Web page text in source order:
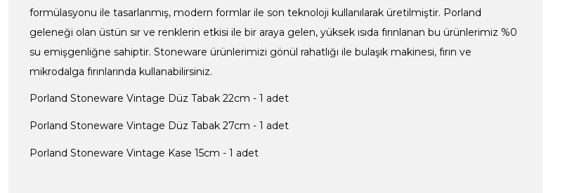
formülasyonu ile tasarlanmış, modern formlar ile son teknoloji kullanılarak üretilmiştir. Porland
geleneği olan üstün sır ve renklerin etkisi ile bir araya gelen, yüksek ısıda fırınlanan bu ürünlerimiz %0
su emişgenliğne sahiptir. Stoneware ürünlerimizi gönül rahatlığı ile bulaşık makinesi, fırın ve
mikrodalga fırınlarında kullanabilirsiniz.
Porland Stoneware Vintage Düz Tabak 22cm - 1 adet
Porland Stoneware Vintage Düz Tabak 27cm - 1 adet
Porland Stoneware Vintage Kase 15cm - 1 adet